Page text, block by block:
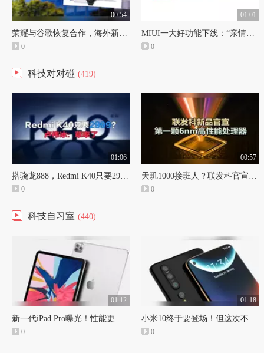
00:54
荣耀与谷歌恢复合作，海外新机将获GMS授权
0
01:01
MIUI一大好功能下线：“亲情守护”功能将停止服务
0
科技对对碰 (419)
01:06
搭骁龙888，Redmi K40只要2999？卢伟冰：草率了
0
00:57
天玑1000接班人？联发科官宣：首款6nm芯片即将发布
0
科技自习室 (440)
01:12
新一代iPad Pro曝光！性能更彪悍还支持5G？
0
01:18
小米10终于要登场！但这次不办发布会了？
0